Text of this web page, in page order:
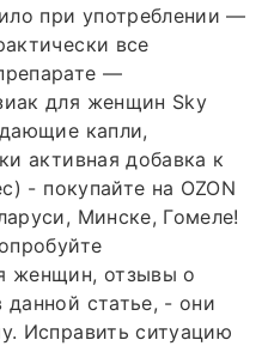
при употреблении —
все
—
для женщин Sky
капли,
активная добавка к
- покупайте на OZON
Минске, Гомеле!
женщин, отзывы о
статье, - они
Исправить ситуацию